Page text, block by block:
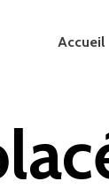
Accueil